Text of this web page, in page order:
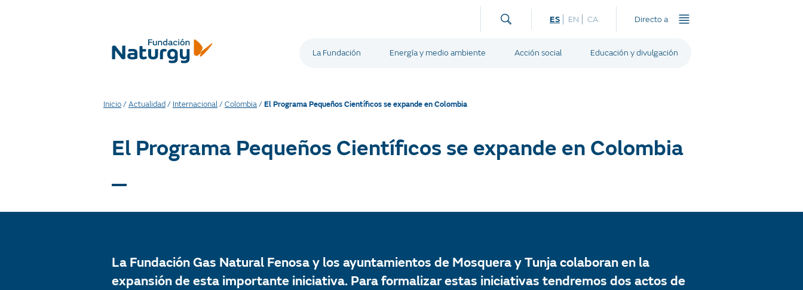
ES EN CA Directo a
La Fundación Energía y medio ambiente Acción social Educación y divulgación
Inicio/Actualidad / Internacional/Colombia/El Programa Pequeños Científicos se expande en Colombia
El Programa Pequeños Científicos se expande en Colombia
La Fundación Gas Natural Fenosa y los ayuntamientos de Mosquera y Tunja colaboran en la
expansión de esta importante iniciativa. Para formalizar estas iniciativas tendremos dos actos de